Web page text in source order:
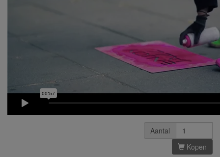
Aantal
Kopen